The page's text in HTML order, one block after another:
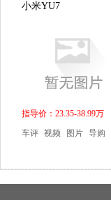
小米YU7
指导价：23.35-38.99万
车评 视频 图片 导购